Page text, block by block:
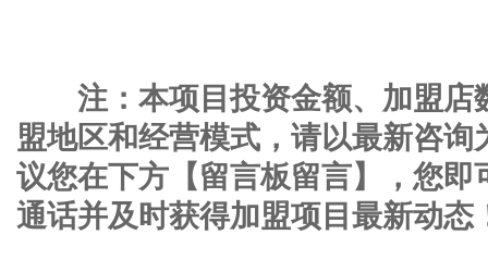
注：本项目投资金额、加盟店
盟地区和经营模式，请以最新咨询
议您在下方【留言板留言】，您即
通话并及时获得加盟项目最新动态